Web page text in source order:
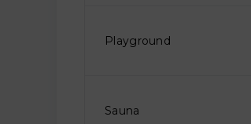
Playground
Sauna